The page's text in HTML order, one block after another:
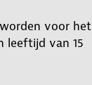
voor het
leeftijd van 15